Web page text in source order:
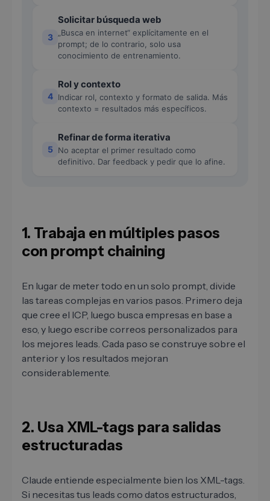
3
Solicitar búsqueda web
„Busca en internet“ explícitamente en el
prompt; de lo contrario, solo usa
conocimiento de entrenamiento.
4
Rol y contexto
Indicar rol, contexto y formato de salida. Más
contexto = resultados más específicos.
5
Refinar de forma iterativa
No aceptar el primer resultado como
definitivo. Dar feedback y pedir que lo afine.
1. Trabaja en múltiples pasos
con prompt chaining
En lugar de meter todo en un solo prompt, divide
las tareas complejas en varios pasos. Primero deja
que cree el ICP, luego busca empresas en base a
eso, y luego escribe correos personalizados para
los mejores leads. Cada paso se construye sobre el
anterior y los resultados mejoran
considerablemente.
2. Usa XML-tags para salidas
estructuradas
Claude entiende especialmente bien los XML-tags.
Si necesitas tus leads como datos estructurados,